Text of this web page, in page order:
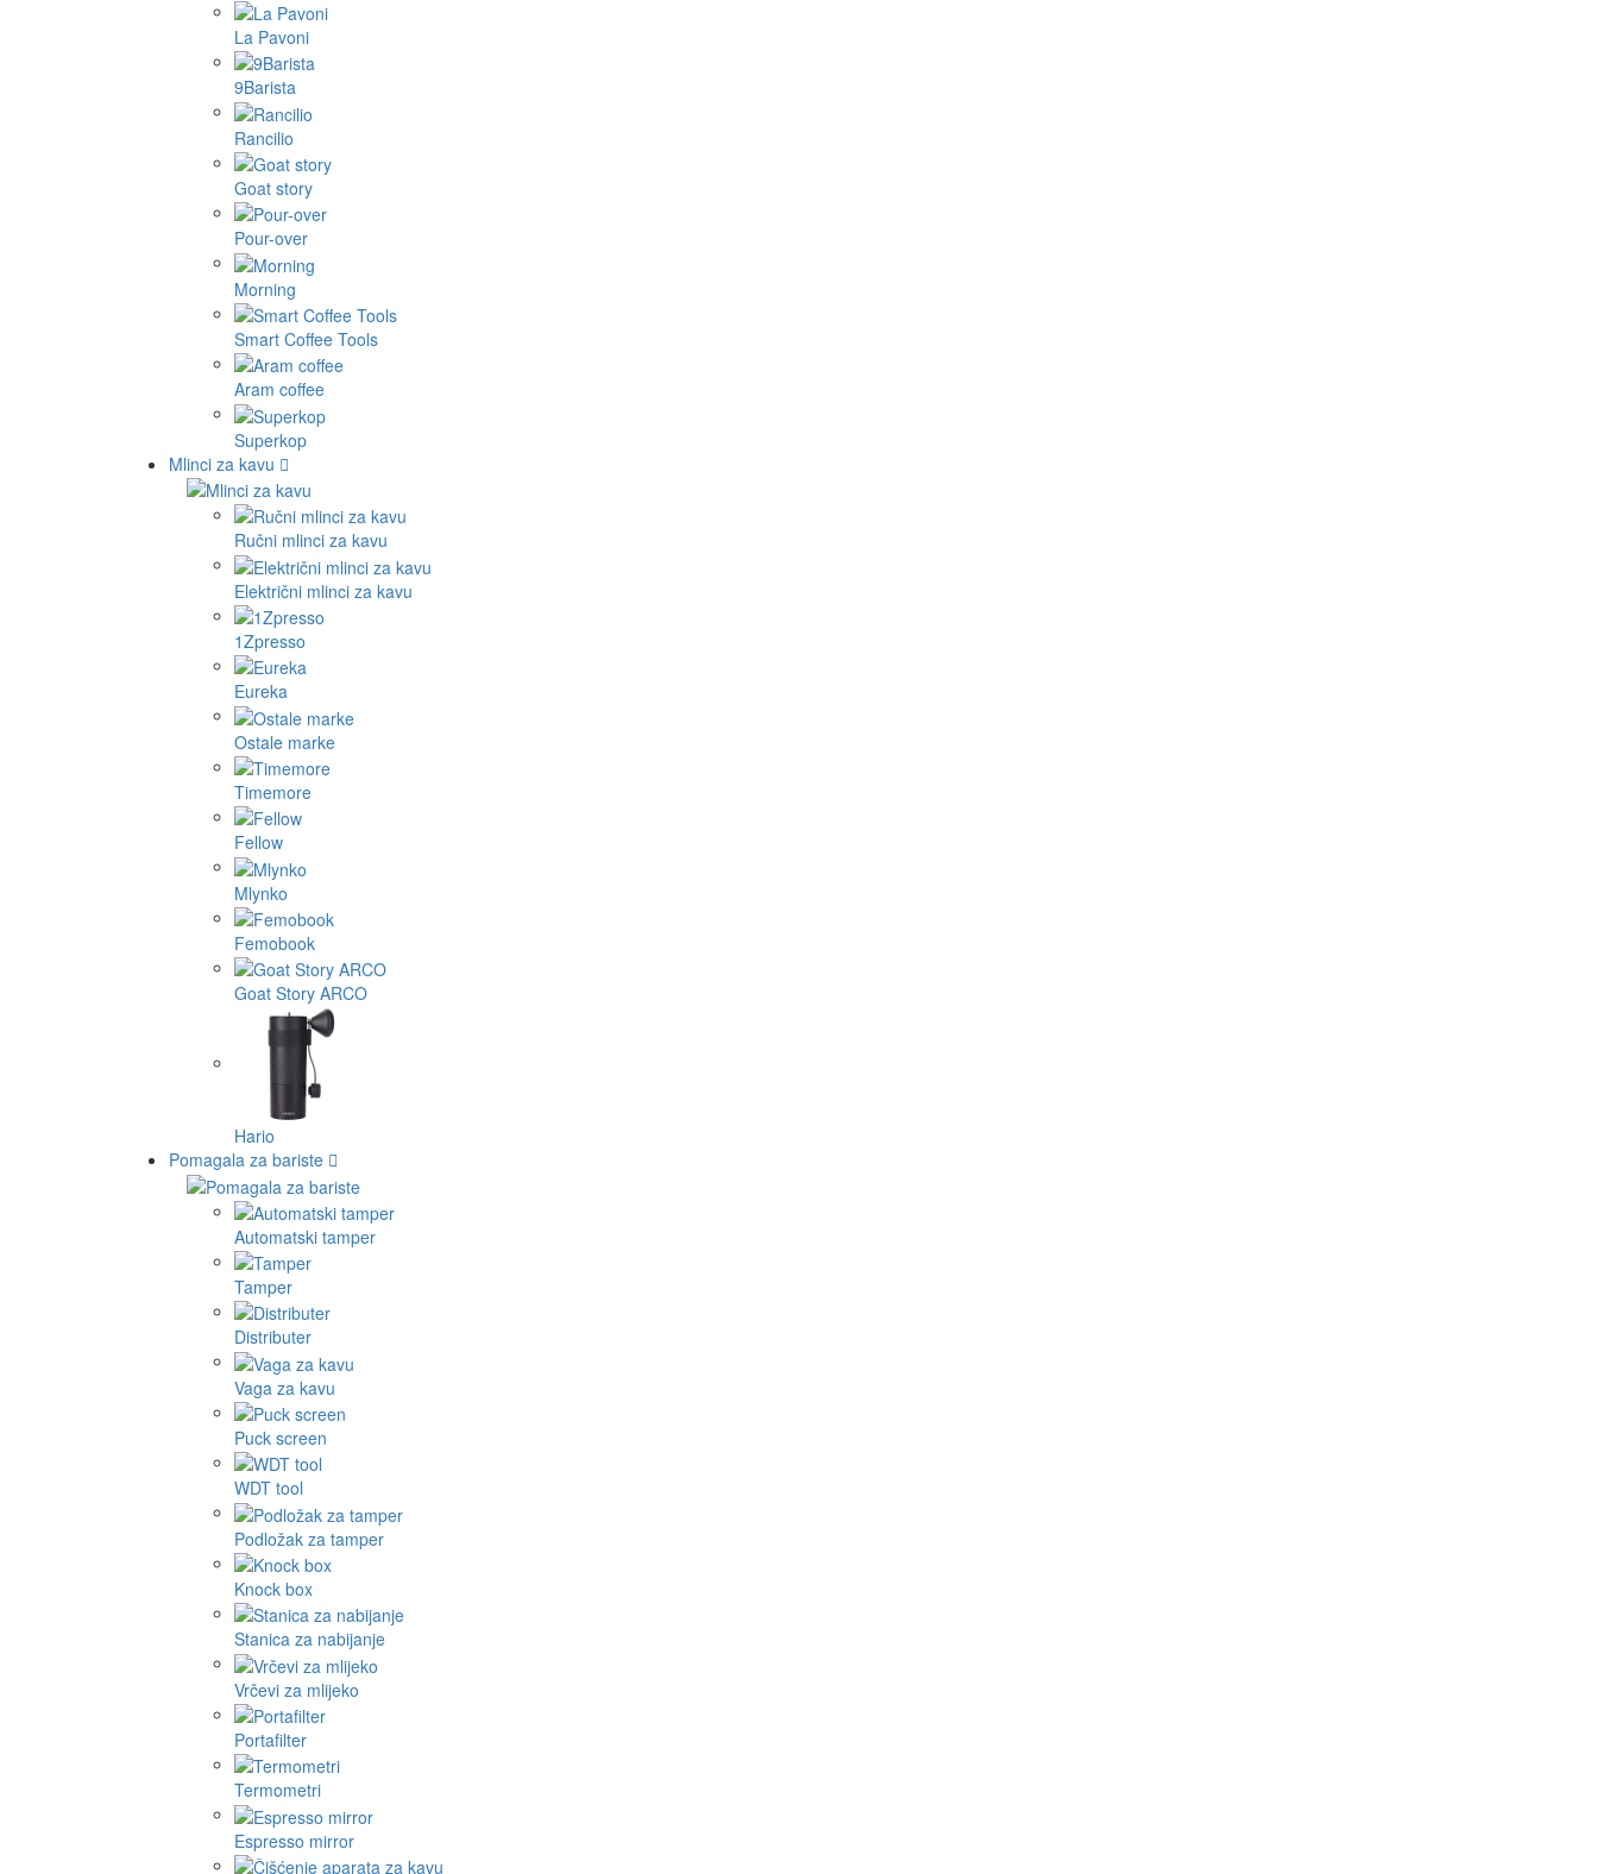
La Pavoni
9Barista
Rancilio
Goat story
Pour-over
Morning
Smart Coffee Tools
Aram coffee
Superkop
Mlinci za kavu
Ručni mlinci za kavu
Električni mlinci za kavu
1Zpresso
Eureka
Ostale marke
Timemore
Fellow
Mlynko
Femobook
Goat Story ARCO
Hario
Pomagala za bariste
Automatski tamper
Tamper
Distributer
Vaga za kavu
Puck screen
WDT tool
Podložak za tamper
Knock box
Stanica za nabijanje
Vrčevi za mlijeko
Portafilter
Termometri
Espresso mirror